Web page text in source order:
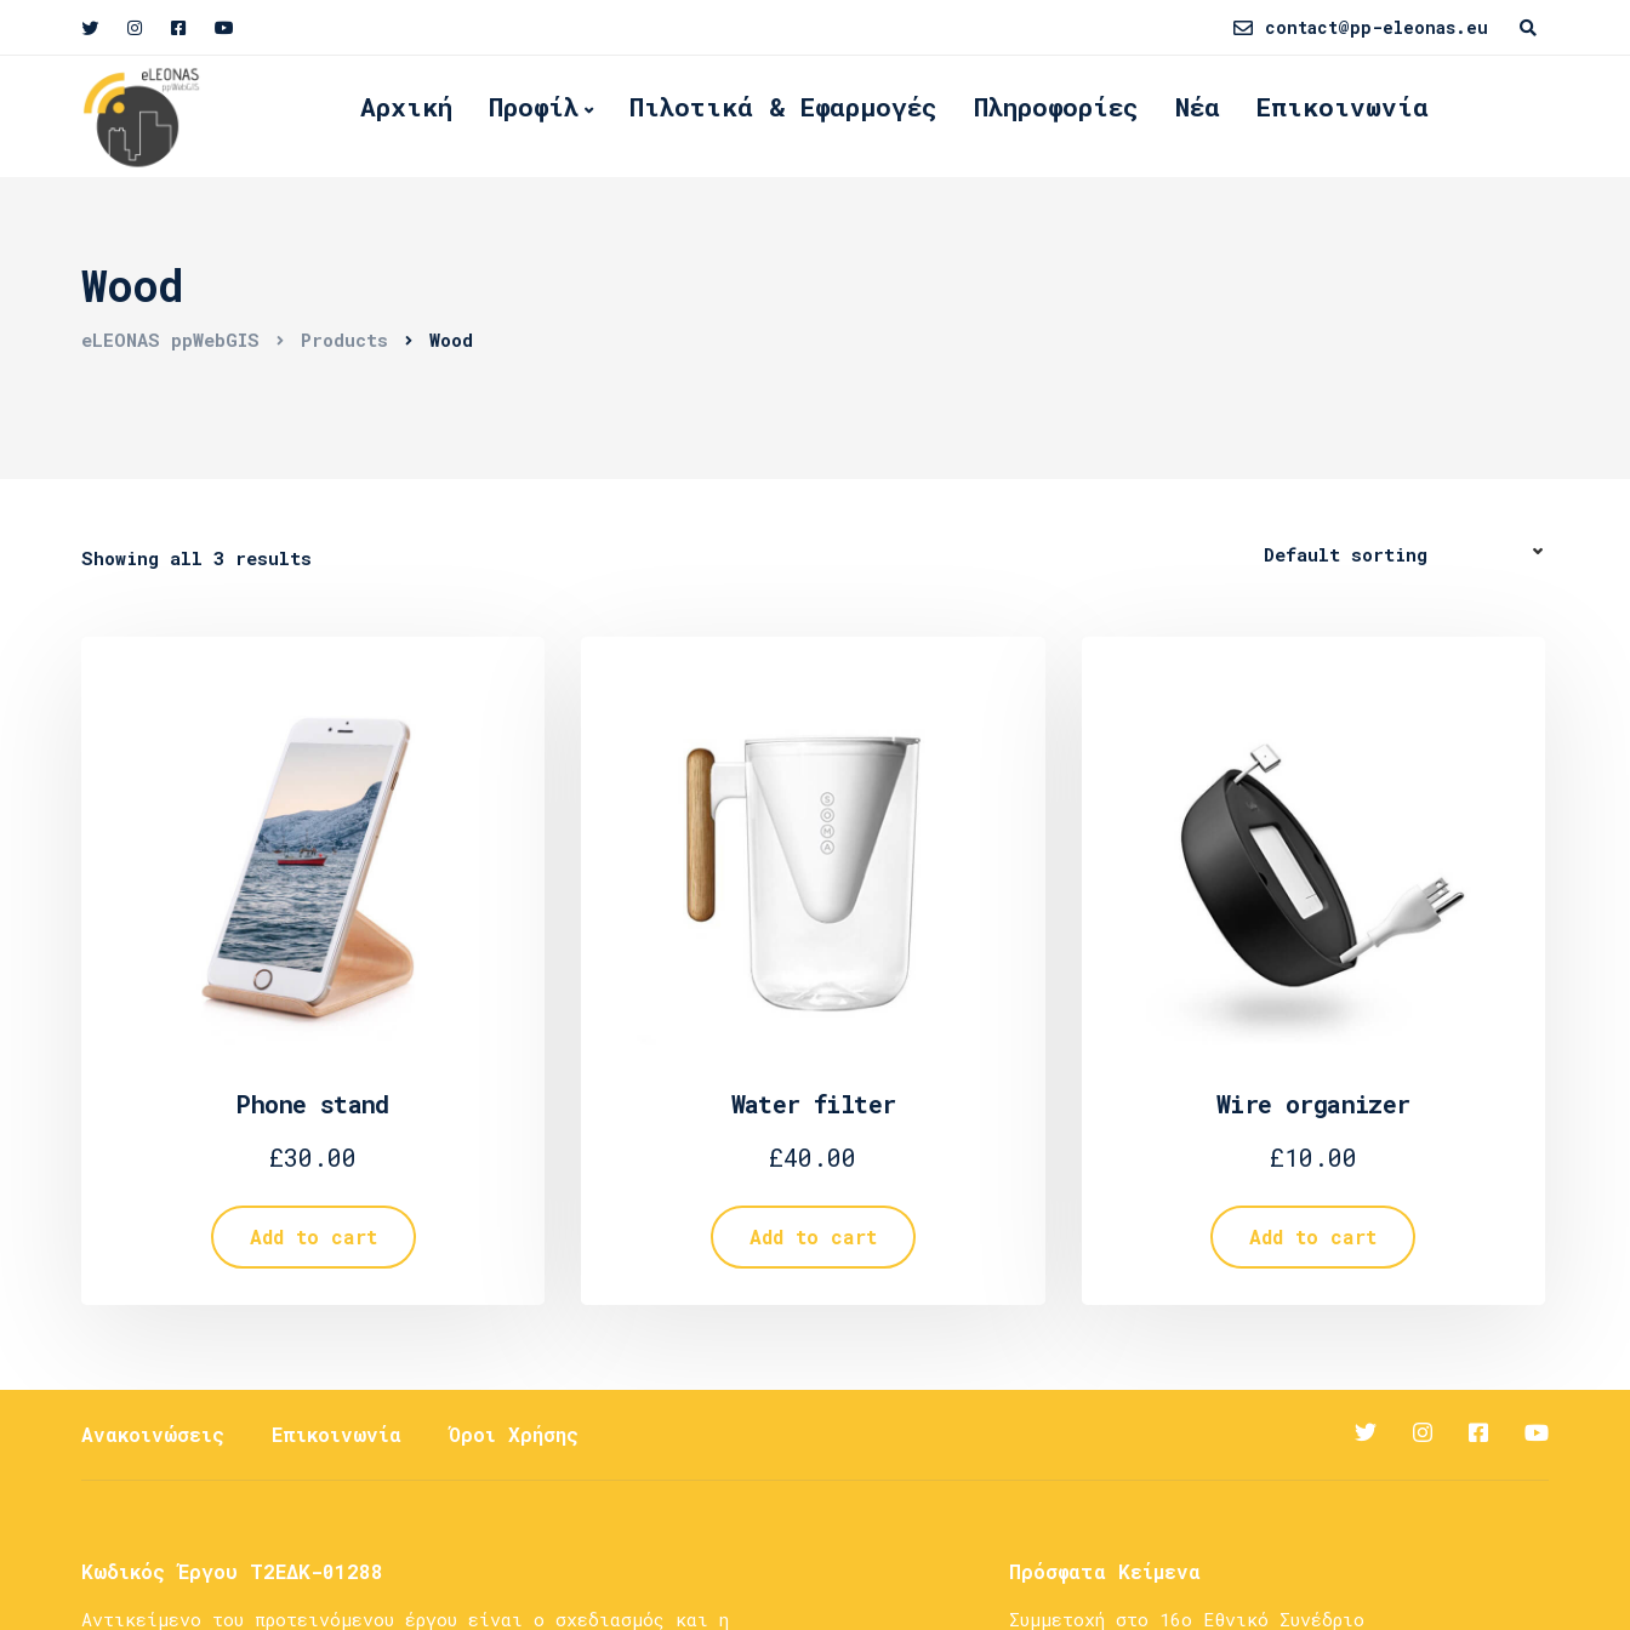
contact@pp-eleonas.eu
Αρχική Προφίλ Πιλοτικά & Εφαρμογές Πληροφορίες Νέα Επικοινωνία
Wood
eLEONAS ppWebGIS Products Wood
Showing all 3 results
Phone stand
£30.00
Add to cart
Water filter
£40.00
Add to cart
Wire organizer
£10.00
Add to cart
Ανακοινώσεις Επικοινωνία Όροι Χρήσης
Κωδικός Έργου Τ2ΕΔΚ-01288
Αντικείμενο του προτεινόμενου έργου είναι ο σχεδιασμός και η
Πρόσφατα Κείμενα
Συμμετοχή στο 16ο Εθνικό Συνέδριο